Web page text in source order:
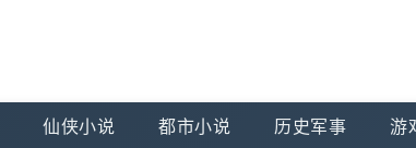
仙侠小说 都市小说 历史军事 游